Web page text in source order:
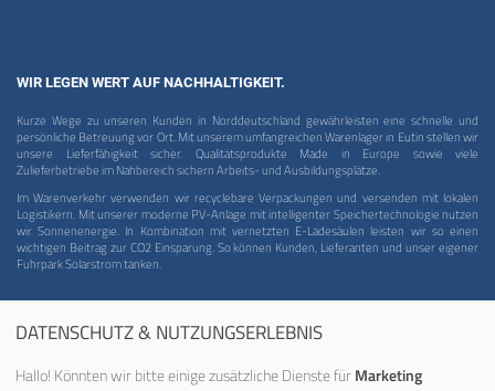
WIR LEGEN WERT AUF NACHHALTIGKEIT.
Kurze Wege zu unseren Kunden in Norddeutschland gewährleisten eine schnelle und
persönliche Betreuung vor Ort. Mit unserem umfangreichen Warenlager in Eutin stellen wir
unsere Lieferfähigkeit sicher. Qualitätsprodukte Made in Europe sowie viele
Zulieferbetriebe im Nahbereich sichern Arbeits- und Ausbildungsplätze.
Im Warenverkehr verwenden wir recyclebare Verpackungen und versenden mit lokalen
Logistikern. Mit unserer moderne PV-Anlage mit intelligenter Speichertechnologie nutzen
wir Sonnenenergie. In Kombination mit vernetzten E-Ladesäulen leisten wir so einen
wichtigen Beitrag zur CO2 Einsparung. So können Kunden, Lieferanten und unser eigener
Fuhrpark Solarstrom tanken.
DATENSCHUTZ & NUTZUNGSERLEBNIS
Hallo! Könnten wir bitte einige zusätzliche Dienste fürMarketing